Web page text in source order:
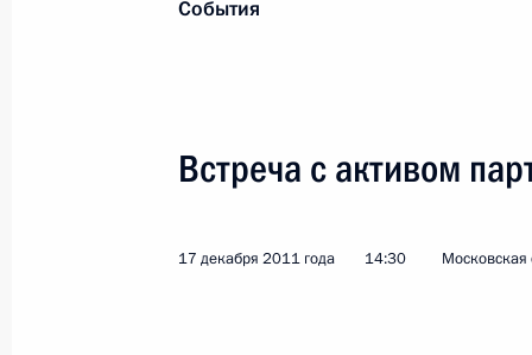
Послания Федеральному Собранию
Совещания, заседания, рабочие встречи
События
Встреча с активом
17 декабря 2011 года 14:30 Московская